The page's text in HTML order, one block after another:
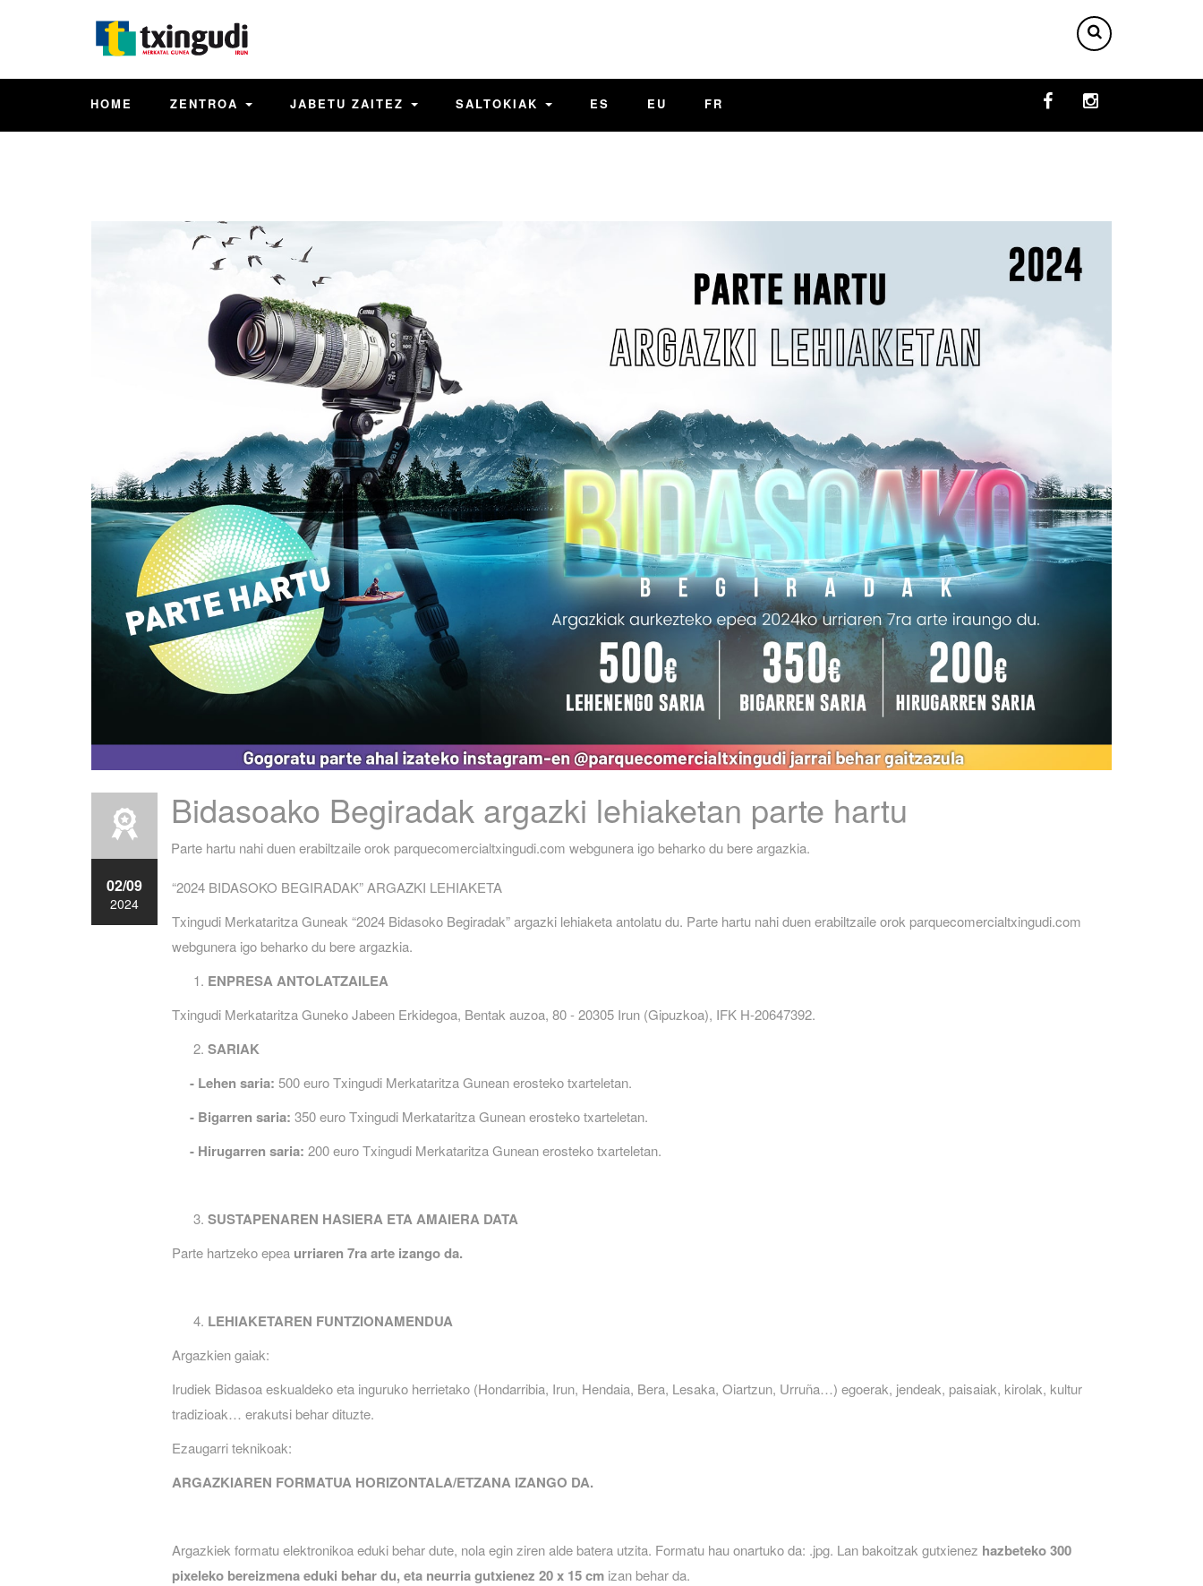
HOME ZENTROA JABETU ZAITEZ SALTOKIAK ES EU FR
Bidasoako Begiradak argazki lehiaketan parte hartu
Parte hartu nahi duen erabiltzaile orok parquecomercialtxingudi.com webgunera igo beharko du bere argazkia.
02/09
2024
“2024 BIDASOKO BEGIRADAK” ARGAZKI LEHIAKETA
Txingudi Merkataritza Guneak “2024 Bidasoko Begiradak” argazki lehiaketa antolatu du. Parte hartu nahi duen erabiltzaile orok parquecomercialtxingudi.com
webgunera igo beharko du bere argazkia.
ENPRESA ANTOLATZAILEA
Txingudi Merkataritza Guneko Jabeen Erkidegoa, Bentak auzoa, 80 - 20305 Irun (Gipuzkoa), IFK H-20647392.
SARIAK
- Lehen saria: 500 euro Txingudi Merkataritza Gunean erosteko txarteletan.
- Bigarren saria: 350 euro Txingudi Merkataritza Gunean erosteko txarteletan.
- Hirugarren saria: 200 euro Txingudi Merkataritza Gunean erosteko txarteletan.
SUSTAPENAREN HASIERA ETA AMAIERA DATA
Parte hartzeko epea urriaren 7ra arte izango da.
LEHIAKETAREN FUNTZIONAMENDUA
Argazkien gaiak:
Irudiek Bidasoa eskualdeko eta inguruko herrietako (Hondarribia, Irun, Hendaia, Bera, Lesaka, Oiartzun, Urruña…) egoerak, jendeak, paisaiak, kirolak, kultur
tradizioak… erakutsi behar dituzte.
Ezaugarri teknikoak:
ARGAZKIAREN FORMATUA HORIZONTALA/ETZANA IZANGO DA.
Argazkiek formatu elektronikoa eduki behar dute, nola egin ziren alde batera utzita. Formatu hau onartuko da: .jpg. Lan bakoitzak gutxienez hazbeteko300
pixeleko bereizmena eduki behar du, eta neurria gutxienez 20 x 15 cm izan behar da.